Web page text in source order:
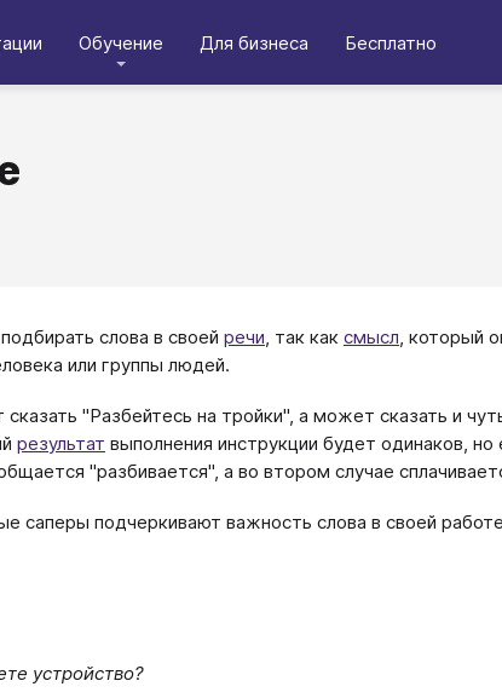
Обучение Для бизнеса Бесплатно
слова в своей речи, так как смысл, который
или группы людей.
"Разбейтесь на тройки", а может сказать и
результат выполнения инструкции будет одинаков, но
"разбивается", а во втором случае
саперы подчеркивают важность слова в своей
устройство?